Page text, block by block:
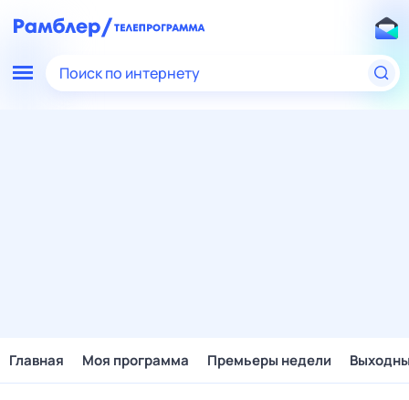
Поиск по интернету
Главная Моя программа Премьеры недели